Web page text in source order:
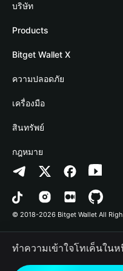
บริษัท
เกี่ยวกับ Bitget Wallet
Blog
Academy
ข่าวสารด้านคริปโต
ศูนย์ช่วยเหลือ
ติดต่อเรา
ทรัพยากรข้อมูลของแบรนด์
อาชีพ
Products
Crypto Card
Stablecoin Earn
Payfi Crypto
Crypto Swap API
Altcoin Season Index
Prediction Markets
DApp
RWA
Bitget Wallet X
นักพัฒนา
เชื่อมต่อ Wallet
Bitget Wallet Pay
ลิสต์โปรเจกต์
ความปลอดภัย
Protection Fund
เทคโนโลยีความปลอดภัย
เครื่องมือ
ซื้อคริปโต
การตรวจจับการอนุญาต
การตรวจจับสัญญา
การโอนเป็นชุด
สินทรัพย์
Arbitrum
Avalanche
Bitcoin
Polygon
กฎหมาย
นโยบายความเป็นส่วนตัว
ข้อตกลงในการใช้บริการ
© 2018-2026 Bitget Wallet All
ทำความเข้าใจโทเค็นใน